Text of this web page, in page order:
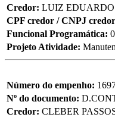
Credor: LUIZ EDUARDO
CPF credor / CNPJ
Funcional Programática:
Projeto Atividade:
Número do empenho:
Nº do documento:
Credor: CLEBER